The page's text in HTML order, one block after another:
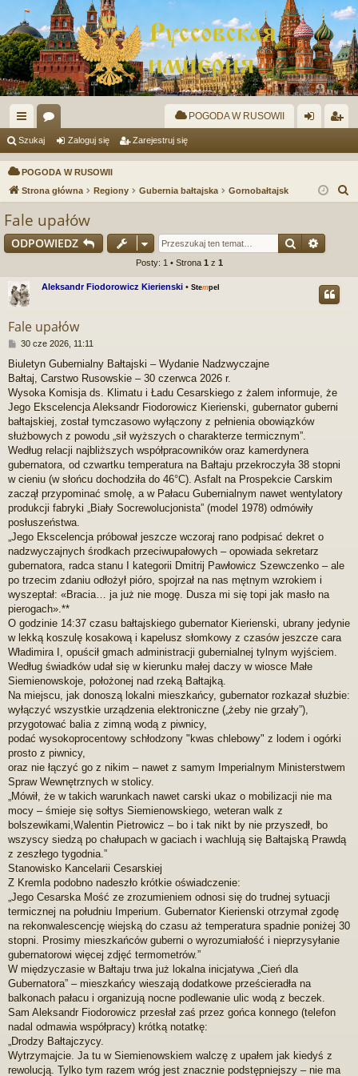
ię
ce
j
…
or
a
POGODA W RUSOWII
og
ę
ej
es
ę
Szukaj Zaloguj się Zarejestruj się
POGODA W RUSOWII
Strona główna
Regiony Gubernia bałtajska Gornobałtajsk
Fale upałów
ODPOWIEDZ Szukaj
Posty: 1 • Strona 1 z 1
Aleksandr Fiodorowicz Kierienski • Stempel
Fale upałów
P
s
t
30 cze 2026, 11:11
Biuletyn Gubernialny Bałtajski – Wydanie Nadzwyczajne
Bałtaj, Carstwo Rusowskie – 30 czerwca 2026 r.
Wysoka Komisja ds. Klimatu i Ładu Cesarskiego z żalem informuje, że
Jego Ekscelencja Aleksandr Fiodorowicz Kierienski, gubernator guberni
bałtajskiej, został tymczasowo wyłączony z pełnienia obowiązków
służbowych z powodu „sił wyższych o charakterze termicznym”.
Według relacji najbliższych współpracowników oraz kamerdynera
gubernatora, od czwartku temperatura na Bałtaju przekroczyła 38 stopni
w cieniu (w słońcu dochodziła do 46°C). Asfalt na Prospekcie Carskim
zaczął przypominać smolę, a w Pałacu Gubernialnym nawet wentylatory
produkcji fabryki „Biały Socrewolucjonista” (model 1978) odmówiły
posłuszeństwa.
„Jego Ekscelencja próbował jeszcze wczoraj rano podpisać dekret o
nadzwyczajnych środkach przeciwupałowych – opowiada sekretarz
gubernatora, radca stanu I kategorii Dmitrij Pawłowicz Szewczenko – ale
po trzecim zdaniu odłożył pióro, spojrzał na nas mętnym wzrokiem i
wyszeptał: «Bracia… ja już nie mogę. Dusza mi się topi jak masło na
pierogach».**
O godzinie 14:37 czasu bałtajskiego gubernator Kierienski, ubrany jedynie
w lekką koszulę kosakową i kapelusz słomkowy z czasów jeszcze cara
Władimira I, opuścił gmach administracji gubernialnej tylnym wyjściem.
Według świadków udał się w kierunku małej daczy w wiosce Małe
Siemienowskoje, położonej nad rzeką Bałtajką.
Na miejscu, jak donoszą lokalni mieszkańcy, gubernator rozkazał służbie:
wyłączyć wszystkie urządzenia elektroniczne („żeby nie grzały”),
przygotować balia z zimną wodą z piwnicy,
podać wysokoprocentowy schłodzony "kwas chlebowy" z lodem i ogórki
prosto z piwnicy,
oraz nie łączyć go z nikim – nawet z samym Imperialnym Ministerstwem
Spraw Wewnętrznych w stolicy.
„Mówił, że w takich warunkach nawet carski ukaz o mobilizacji nie ma
mocy – śmieje się sołtys Siemienowskiego, weteran walk z
bolszewikami,Walentin Pietrowicz – bo i tak nikt by nie przyszedł, bo
wszyscy siedzą po chałupach w gaciach i wachlują się Bałtajską Prawdą
z zeszłego tygodnia.”
Stanowisko Kancelarii Cesarskiej
Z Kremla podobno nadeszło krótkie oświadczenie:
„Jego Cesarska Mość ze zrozumieniem odnosi się do trudnej sytuacji
termicznej na południu Imperium. Gubernator Kierienski otrzymał zgodę
na rekonwalescencję wiejską do czasu aż temperatura spadnie poniżej 30
stopni. Prosimy mieszkańców guberni o wyrozumiałość i nieprzysyłanie
gubernatorowi więcej zdjęć termometrów.”
W międzyczasie w Bałtaju trwa już lokalna inicjatywa „Cień dla
Gubernatora” – mieszkańcy wieszają dodatkowe prześcieradła na
balkonach pałacu i organizują nocne podlewanie ulic wodą z beczek.
Sam Aleksandr Fiodorowicz przesłał zaś przez gońca konnego (telefon
nadal odmawia współpracy) krótką notatkę:
„Drodzy Bałtajczycy.
Wytrzymajcie. Ja tu w Siemienowskiem walczę z upałem jak kiedyś z
rewolucją. Tylko tym razem wróg jest znacznie podstępniejszy – nie ma